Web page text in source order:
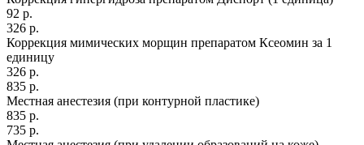
92 р.
326 р.
Коррекция мимических морщин препаратом Ксеомин за 1
единицу
326 р.
835 р.
Местная анестезия (при контурной пластике)
835 р.
735 р.